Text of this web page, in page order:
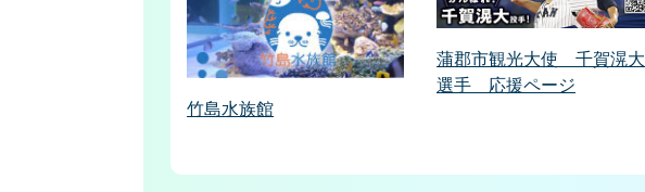
竹島水族館
蒲郡市観光大使 千賀滉大
選手 応援ページ